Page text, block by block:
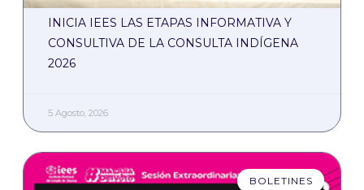
INICIA IEES LAS ETAPAS INFORMATIVA Y
CONSULTIVA DE LA CONSULTA INDÍGENA
2026
5 Agosto, 2026
BOLETINES